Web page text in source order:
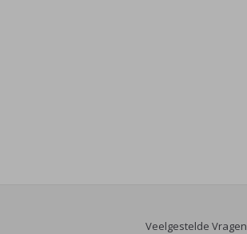
Veelgestelde Vragen